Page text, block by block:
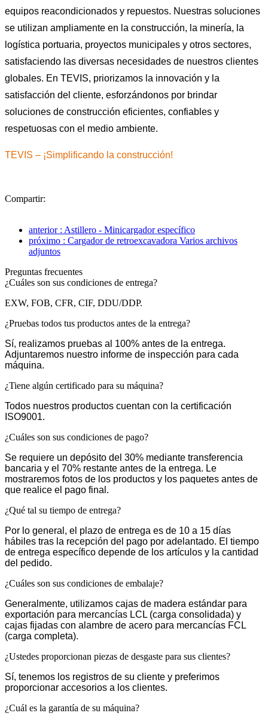
equipos reacondicionados y repuestos. Nuestras soluciones
se utilizan ampliamente en la construcción, la minería, la
logística portuaria, proyectos municipales y otros sectores,
satisfaciendo las diversas necesidades de nuestros clientes
globales. En TEVIS, priorizamos la innovación y la
satisfacción del cliente, esforzándonos por brindar
soluciones de construcción eficientes, confiables y
respetuosas con el medio ambiente.
TEVIS – ¡Simplificando la construcción!
Compartir:
anterior : Astillero - Minicargador específico
próximo : Cargador de retroexcavadora Varios archivos
adjuntos
Preguntas frecuentes
¿Cuáles son sus condiciones de entrega?
EXW, FOB, CFR, CIF, DDU/DDP.
¿Pruebas todos tus productos antes de la entrega?
Sí, realizamos pruebas al 100% antes de la entrega.
Adjuntaremos nuestro informe de inspección para cada
máquina.
¿Tiene algún certificado para su máquina?
Todos nuestros productos cuentan con la certificación
ISO9001.
¿Cuáles son sus condiciones de pago?
Se requiere un depósito del 30% mediante transferencia
bancaria y el 70% restante antes de la entrega. Le
mostraremos fotos de los productos y los paquetes antes de
que realice el pago final.
¿Qué tal su tiempo de entrega?
Por lo general, el plazo de entrega es de 10 a 15 días
hábiles tras la recepción del pago por adelantado. El tiempo
de entrega específico depende de los artículos y la cantidad
del pedido.
¿Cuáles son sus condiciones de embalaje?
Generalmente, utilizamos cajas de madera estándar para
exportación para mercancías LCL (carga consolidada) y
cajas fijadas con alambre de acero para mercancías FCL
(carga completa).
¿Ustedes proporcionan piezas de desgaste para sus clientes?
Sí, tenemos los registros de su cliente y preferimos
proporcionar accesorios a los clientes.
¿Cuál es la garantía de su máquina?